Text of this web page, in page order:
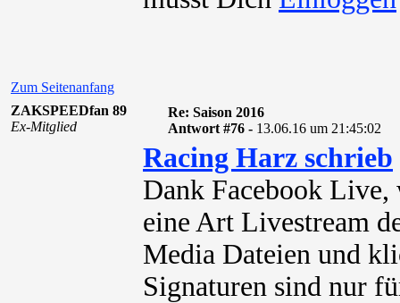
Zum Seitenanfang
ZAKSPEEDfan 89
Ex-Mitglied
Re: Saison 2016
Antwort #76 - 13.06.16 um 21:45:02
Racing Harz schrieb
Dank Facebook
eine Art Livestream
Media Dateien und
Signaturen sind nur